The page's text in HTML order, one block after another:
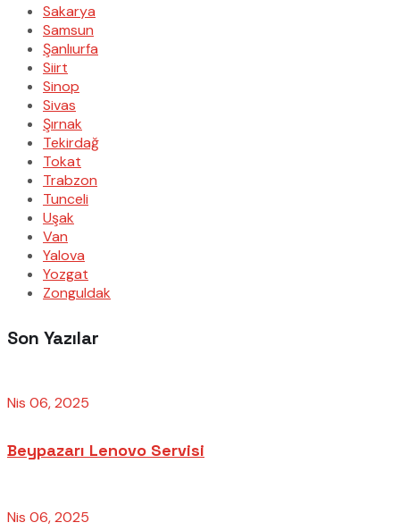
Sakarya
Samsun
Şanlıurfa
Siirt
Sinop
Sivas
Şırnak
Tekirdağ
Tokat
Trabzon
Tunceli
Uşak
Van
Yalova
Yozgat
Zonguldak
Son Yazılar
Nis 06, 2025
Beypazarı Lenovo Servisi
Nis 06, 2025